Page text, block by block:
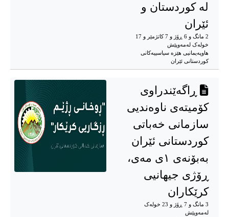
لە کوردستان و
ئێران
2 مانگ و 6 ڕۆژ و 7 کاتژمێر و 17
خوله‌ک له‌مه‌وپێش‌
هاوپەیمانیی هێزە سیاسییەکانی
کوردستانی ئێران
ڕاگەێندراوی
کۆمیتەی ناوەندیی
سازمانی خەباتی
کوردستانی ئێران
بەبۆنەی ١ی مەی،
ڕۆژی جیهانیی
کرێکاران
3 مانگ و 7 ڕۆژ و 23 خوله‌ک
له‌مه‌وپێش‌